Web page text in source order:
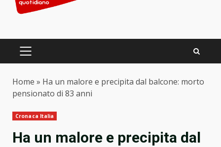
PRIMARY
Home » Ha un malore e precipita dal balcone: morto
pensionato di 83 anni
Cronaca Italia
Ha un malore e precipita dal